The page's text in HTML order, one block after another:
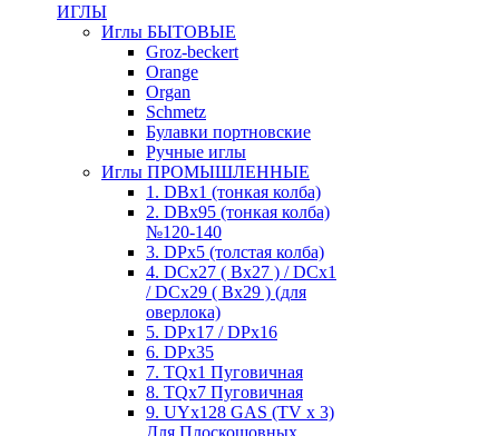
ИГЛЫ
Иглы БЫТОВЫЕ
Groz-beckert
Orange
Organ
Schmetz
Булавки портновские
Ручные иглы
Иглы ПРОМЫШЛЕННЫЕ
1. DBx1 (тонкая колба)
2. DBx95 (тонкая колба)
№120-140
3. DPx5 (толстая колба)
4. DCx27 ( Bx27 ) / DCx1
/ DCx29 ( Bx29 ) (для
оверлока)
5. DPx17 / DPx16
6. DPx35
7. TQx1 Пуговичная
8. TQx7 Пуговичная
9. UYx128 GAS (TV x 3)
Для Плоскошовных